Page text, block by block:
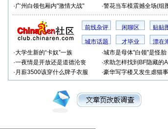
·广州白领包厢内"激情大战" ·警花当车模震撼全场(组
前线杂评 闲聊区 贴贴
城市话题 才毕业
漂在
·大学生新的“卡奴”一族 ·城市是母体"白领"是怪胎
·一夜情是开放还是道德沦丧 ·求助怎样找到BF隐藏的
· 月薪3500该穿什么牌子衣服 ·豪华写字楼又发生虐猫